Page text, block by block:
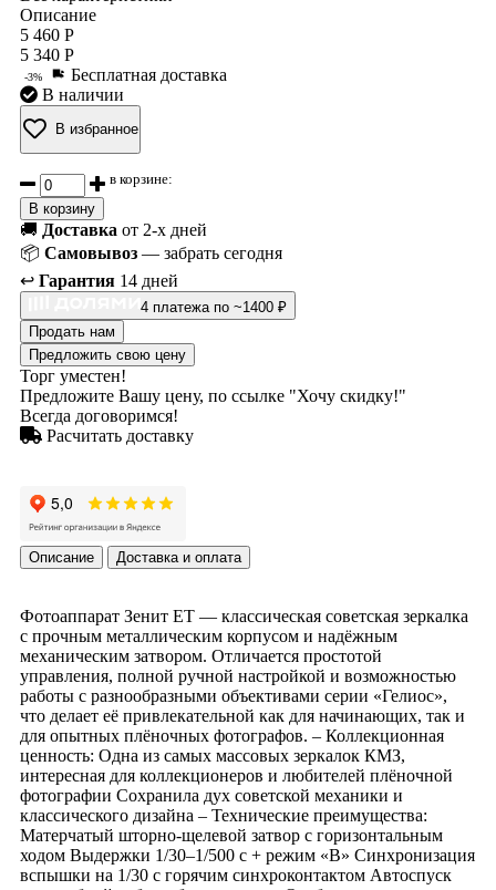
Описание
5 460 Р
5 340 Р
-3%
Бесплатная доставка
В наличии
В избранное
в корзине:
В корзину
🚚 Доставка от 2-х дней
📦 Самовывоз — забрать сегодня
↩️ Гарантия 14 дней
4 платежа по ~1400 ₽
Продать нам
Предложить свою цену
Торг уместен!
Предложите Вашу цену, по ссылке "Хочу скидку!"
Всегда договоримся!
Расчитать доставку
Описание Доставка и оплата
Фотоаппарат Зенит ЕТ — классическая советская зеркалка
с прочным металлическим корпусом и надёжным
механическим затвором. Отличается простотой
управления, полной ручной настройкой и возможностью
работы с разнообразными объективами серии «Гелиос»,
что делает её привлекательной как для начинающих, так и
для опытных плёночных фотографов. – Коллекционная
ценность: Одна из самых массовых зеркалок КМЗ,
интересная для коллекционеров и любителей плёночной
фотографии Сохранила дух советской механики и
классического дизайна – Технические преимущества:
Матерчатый шторно-щелевой затвор с горизонтальным
ходом Выдержки 1/30–1/500 с + режим «B» Синхронизация
вспышки на 1/30 с горячим синхроконтактом Автоспуск